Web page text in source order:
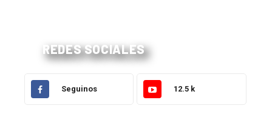
REDES SOCIALES
Seguinos 12.5 k